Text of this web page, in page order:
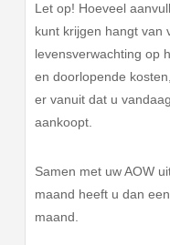
Let op! Hoeveel
kunt krijgen hangt van
levensverwachting op
en doorlopende
er vanuit dat u
aankoopt.
Samen met uw AOW
maand heeft u dan
maand.